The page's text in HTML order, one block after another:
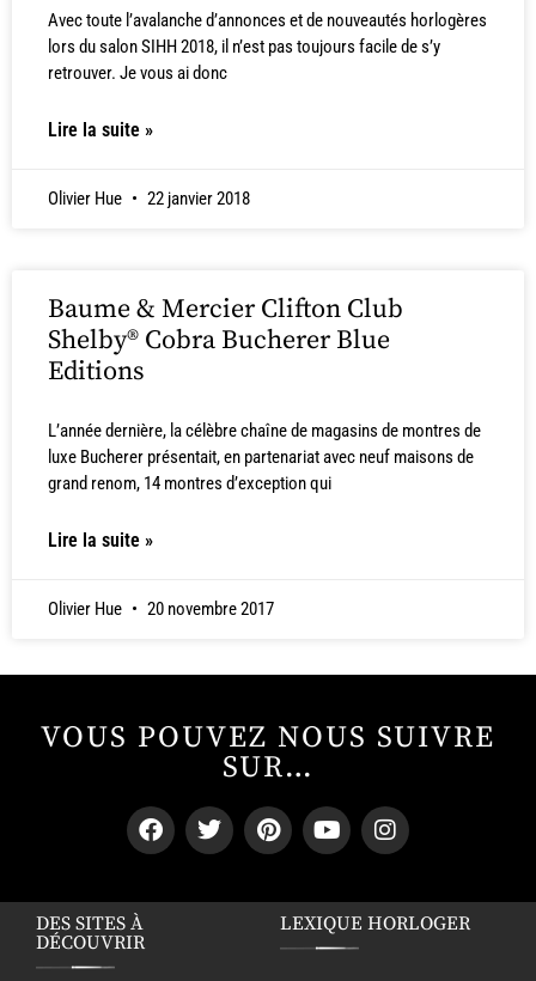
Avec toute l’avalanche d’annonces et de nouveautés horlogères
lors du salon SIHH 2018, il n’est pas toujours facile de s’y
retrouver. Je vous ai donc
Lire la suite »
Olivier Hue 22 janvier 2018
Baume & Mercier Clifton Club
Shelby® Cobra Bucherer Blue
Editions
L’année dernière, la célèbre chaîne de magasins de montres de
luxe Bucherer présentait, en partenariat avec neuf maisons de
grand renom, 14 montres d’exception qui
Lire la suite »
Olivier Hue 20 novembre 2017
VOUS POUVEZ NOUS SUIVRE
SUR…
DES SITES À
DÉCOUVRIR
LEXIQUE HORLOGER